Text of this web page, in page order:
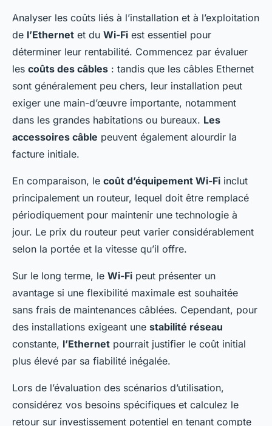
Analyser les coûts liés à l’installation et à l’exploitation
de l’Ethernet et du Wi-Fi est essentiel pour
déterminer leur rentabilité. Commencez par évaluer
les coûts des câbles : tandis que les câbles Ethernet
sont généralement peu chers, leur installation peut
exiger une main-d’œuvre importante, notamment
dans les grandes habitations ou bureaux. Les
accessoires câble peuvent également alourdir la
facture initiale.
En comparaison, le coût d’équipement Wi-Fi inclut
principalement un routeur, lequel doit être remplacé
périodiquement pour maintenir une technologie à
jour. Le prix du routeur peut varier considérablement
selon la portée et la vitesse qu’il offre.
Sur le long terme, le Wi-Fi peut présenter un
avantage si une flexibilité maximale est souhaitée
sans frais de maintenances câblées. Cependant, pour
des installations exigeant une stabilité réseau
constante, l’Ethernet pourrait justifier le coût initial
plus élevé par sa fiabilité inégalée.
Lors de l’évaluation des scénarios d’utilisation,
considérez vos besoins spécifiques et calculez le
retour sur investissement potentiel en tenant compte